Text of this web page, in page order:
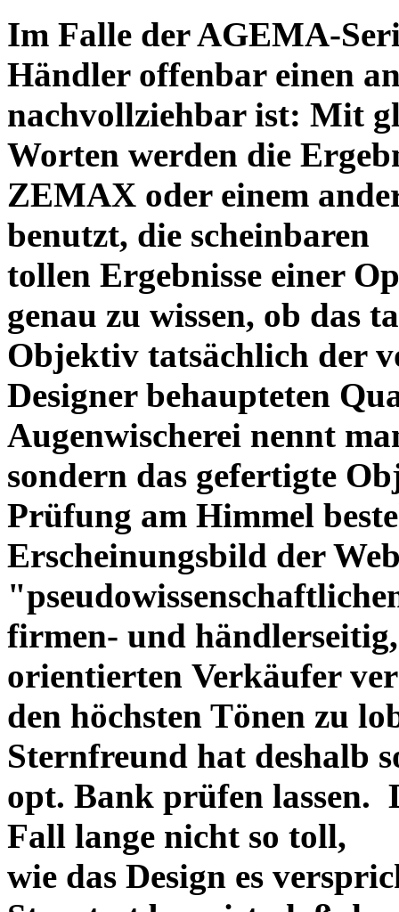
Im Falle der AGEMA-
Händler offenbar einen
nachvollziehbar ist: Mit
Worten werden die
ZEMAX oder einem
benutzt, die scheinbaren
tollen Ergebnisse einer
genau zu wissen, ob das
Objektiv tatsächlich der
Designer behaupteten
Augenwischerei nennt
sondern das gefertigte
Prüfung am Himmel
Erscheinungsbild der
firmen- und
orientierten Verkäufer
den höchsten Tönen zu
Sternfreund hat deshalb
opt. Bank prüfen lassen.
Fall lange nicht so toll,
wie das Design es